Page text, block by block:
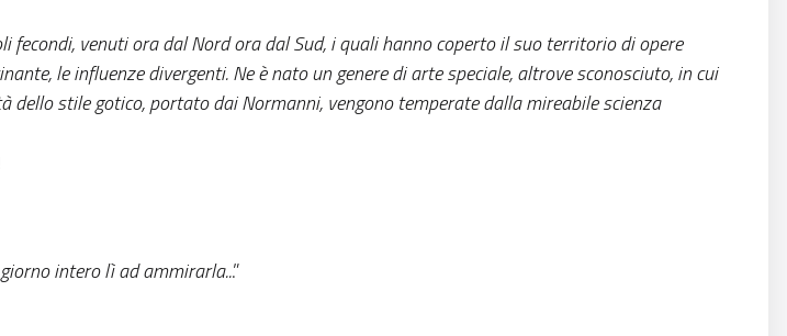
venuti ora dal Nord ora dal Sud, i quali hanno coperto il suo territorio di opere
le influenze divergenti. Ne è nato un genere di arte speciale, altrove sconosciuto, in cui
stile gotico, portato dai Normanni, vengono temperate dalla mireabile scienza
intero lì ad ammirarla...”